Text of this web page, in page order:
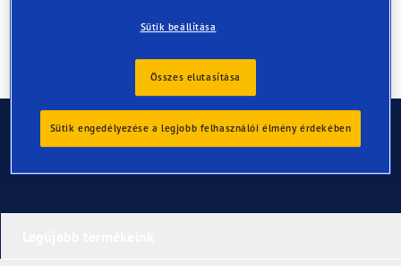
Kapcsolat
Sütik beállítása
Összes elutasítása
Sütik engedélyezése a legjobb felhasználói élmény érdekében